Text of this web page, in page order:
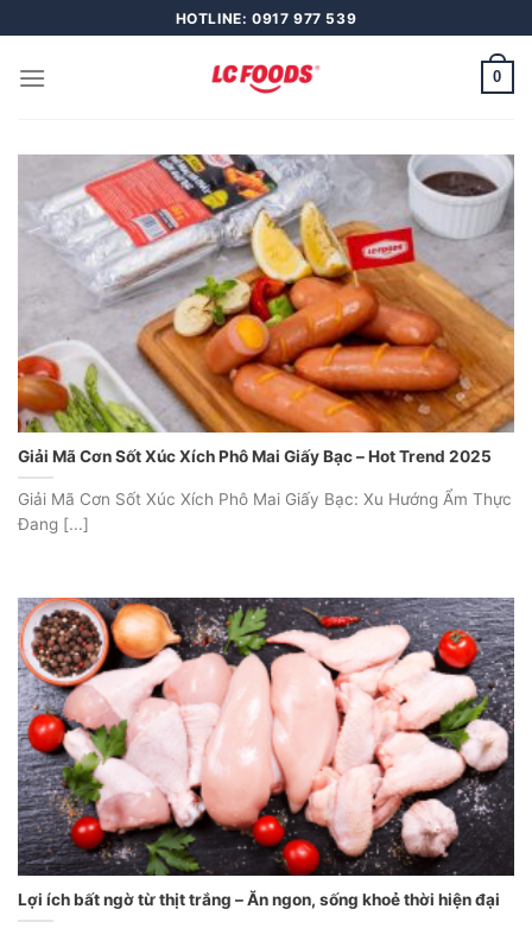
to
content
HOTLINE: 0917 977 539
0
Giải Mã Cơn Sốt Xúc Xích Phô Mai Giấy Bạc – Hot Trend 2025
Giải Mã Cơn Sốt Xúc Xích Phô Mai Giấy Bạc: Xu Hướng Ẩm Thực
Đang [...]
Lợi ích bất ngờ từ thịt trắng – Ăn ngon, sống khoẻ thời hiện đại